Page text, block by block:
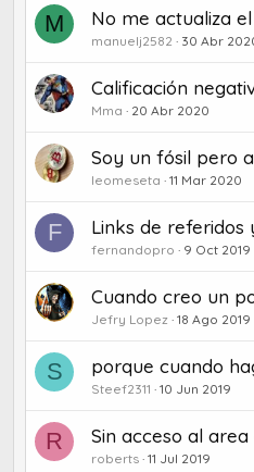
M No me actualiza
manuelj2582 30 Abr
Calificación
Mma 20 Abr 2020
Soy un fósil pero
leomeseta 11 Mar 2020
F Links de referidos
fernandopro 9 Oct 2019
Cuando creo un
Jefry Lopez 18 Ago 2019
S porque cuando
Steef2311 10 Jun 2019
R Sin acceso al
roberts 11 Jul 2019